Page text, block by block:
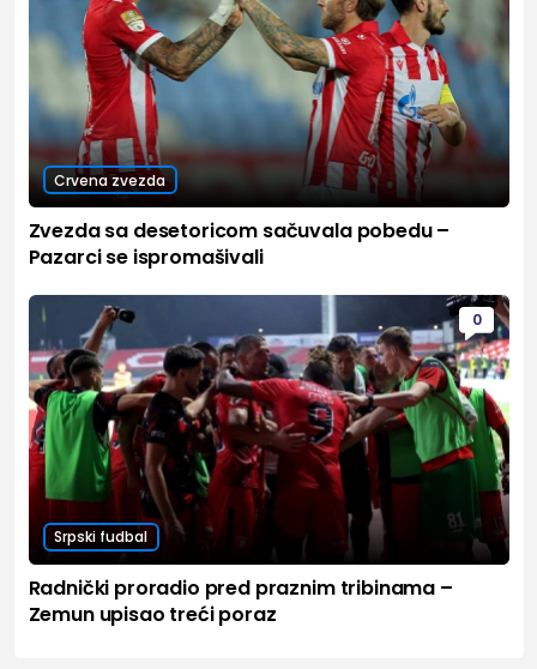
Crvena zvezda
Zvezda sa desetoricom sačuvala pobedu –
Pazarci se ispromašivali
0
Srpski fudbal
Radnički proradio pred praznim tribinama –
Zemun upisao treći poraz